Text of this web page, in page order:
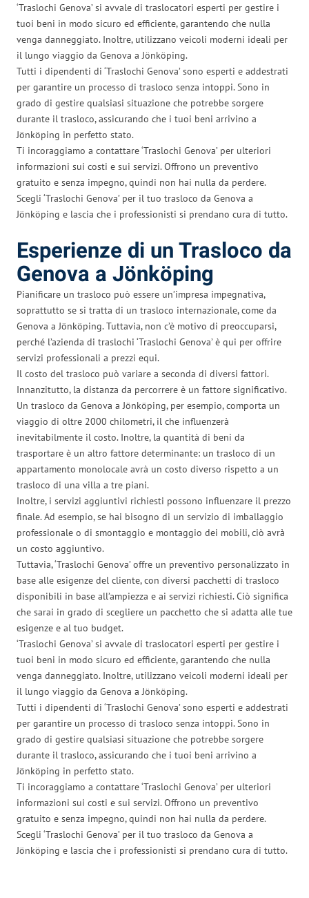
‘Traslochi Genova’ si avvale di traslocatori esperti per gestire i
tuoi beni in modo sicuro ed efficiente, garantendo che nulla
venga danneggiato. Inoltre, utilizzano veicoli moderni ideali per
il lungo viaggio da Genova a Jönköping.
Tutti i dipendenti di ‘Traslochi Genova’ sono esperti e addestrati
per garantire un processo di trasloco senza intoppi. Sono in
grado di gestire qualsiasi situazione che potrebbe sorgere
durante il trasloco, assicurando che i tuoi beni arrivino a
Jönköping in perfetto stato.
Ti incoraggiamo a contattare ‘Traslochi Genova’ per ulteriori
informazioni sui costi e sui servizi. Offrono un preventivo
gratuito e senza impegno, quindi non hai nulla da perdere.
Scegli ‘Traslochi Genova’ per il tuo trasloco da Genova a
Jönköping e lascia che i professionisti si prendano cura di tutto.
Esperienze di un Trasloco da
Genova a Jönköping
Pianificare un trasloco può essere un’impresa impegnativa,
soprattutto se si tratta di un trasloco internazionale, come da
Genova a Jönköping. Tuttavia, non c’è motivo di preoccuparsi,
perché l’azienda di traslochi ‘Traslochi Genova’ è qui per offrire
servizi professionali a prezzi equi.
Il costo del trasloco può variare a seconda di diversi fattori.
Innanzitutto, la distanza da percorrere è un fattore significativo.
Un trasloco da Genova a Jönköping, per esempio, comporta un
viaggio di oltre 2000 chilometri, il che influenzerà
inevitabilmente il costo. Inoltre, la quantità di beni da
trasportare è un altro fattore determinante: un trasloco di un
appartamento monolocale avrà un costo diverso rispetto a un
trasloco di una villa a tre piani.
Inoltre, i servizi aggiuntivi richiesti possono influenzare il prezzo
finale. Ad esempio, se hai bisogno di un servizio di imballaggio
professionale o di smontaggio e montaggio dei mobili, ciò avrà
un costo aggiuntivo.
Tuttavia, ‘Traslochi Genova’ offre un preventivo personalizzato in
base alle esigenze del cliente, con diversi pacchetti di trasloco
disponibili in base all’ampiezza e ai servizi richiesti. Ciò significa
che sarai in grado di scegliere un pacchetto che si adatta alle tue
esigenze e al tuo budget.
‘Traslochi Genova’ si avvale di traslocatori esperti per gestire i
tuoi beni in modo sicuro ed efficiente, garantendo che nulla
venga danneggiato. Inoltre, utilizzano veicoli moderni ideali per
il lungo viaggio da Genova a Jönköping.
Tutti i dipendenti di ‘Traslochi Genova’ sono esperti e addestrati
per garantire un processo di trasloco senza intoppi. Sono in
grado di gestire qualsiasi situazione che potrebbe sorgere
durante il trasloco, assicurando che i tuoi beni arrivino a
Jönköping in perfetto stato.
Ti incoraggiamo a contattare ‘Traslochi Genova’ per ulteriori
informazioni sui costi e sui servizi. Offrono un preventivo
gratuito e senza impegno, quindi non hai nulla da perdere.
Scegli ‘Traslochi Genova’ per il tuo trasloco da Genova a
Jönköping e lascia che i professionisti si prendano cura di tutto.